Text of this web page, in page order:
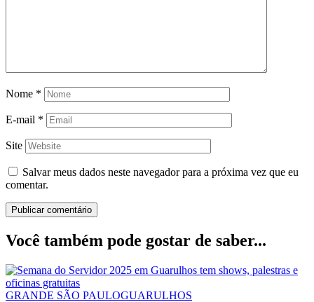
Nome *
E-mail *
Site
Salvar meus dados neste navegador para a próxima vez que eu
comentar.
Você também pode gostar de saber...
GRANDE SÃO PAULOGUARULHOS